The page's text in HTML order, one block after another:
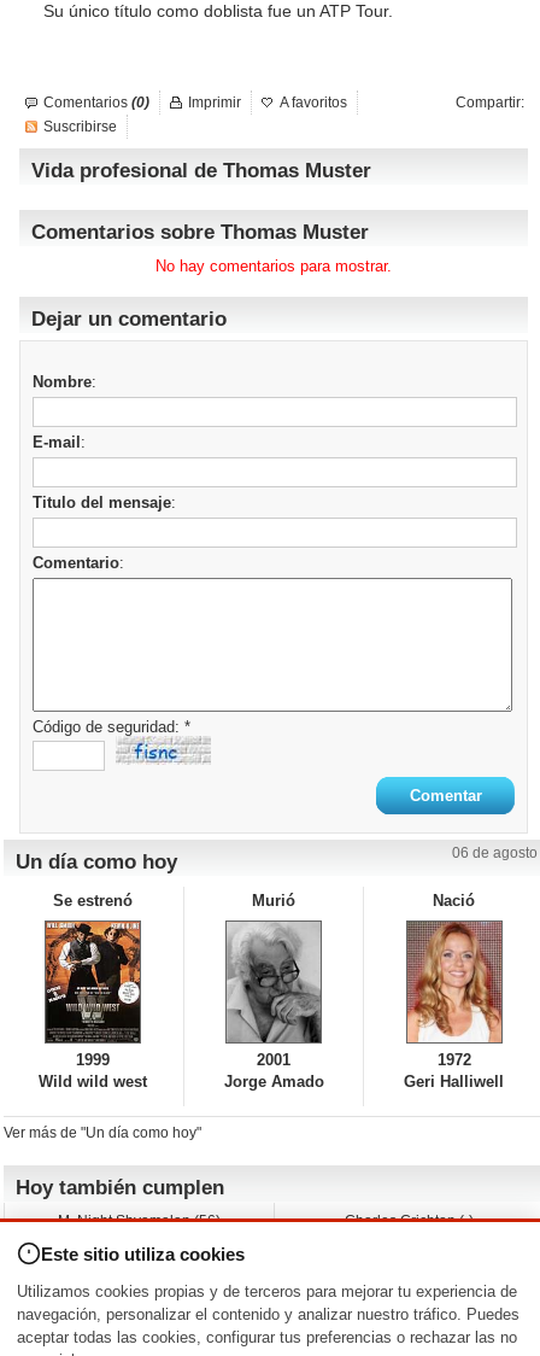
Su único título como doblista fue un ATP Tour.
Comentarios (0) Compartir:
Imprimir
A favoritos
Suscribirse
Vida profesional de Thomas Muster
Comentarios sobre Thomas Muster
No hay comentarios para mostrar.
Dejar un comentario
Nombre:
E-mail :
Titulo del mensaje:
Comentario:
Código de seguridad: *
Un día como hoy 06 de agosto
Se estrenó
1999
Wild wild west
Murió
2001
Jorge Amado
Nació
1972
Geri Halliwell
Ver más de "Un día como hoy"
Hoy también cumplen
M. Night Shyamalan (56)
Andy Warhol (98)
Melissa George (50)
Vera Farmiga (53)
Charles Crichton (-)
Jeremy Ratchford (61)
Jason O’Mara (54)
Nacimientos y estrenos en la fecha
Este sitio utiliza cookies
Utilizamos cookies propias y de terceros para mejorar tu experiencia de
navegación, personalizar el contenido y analizar nuestro tráfico. Puedes
aceptar todas las cookies, configurar tus preferencias o rechazar las no